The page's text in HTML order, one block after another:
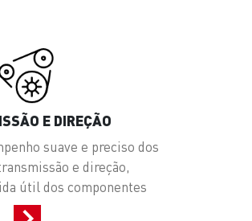
E DIREÇÃO
suave e preciso dos
e direção,
útil dos componentes